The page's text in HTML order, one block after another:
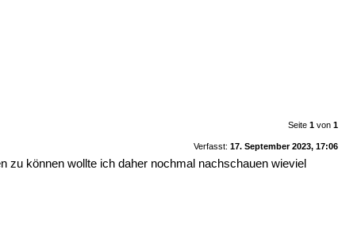
Seite 1von 1
Verfasst: 17. September 2023, 17:06
zu können wollte ich daher nochmal nachschauen wieviel